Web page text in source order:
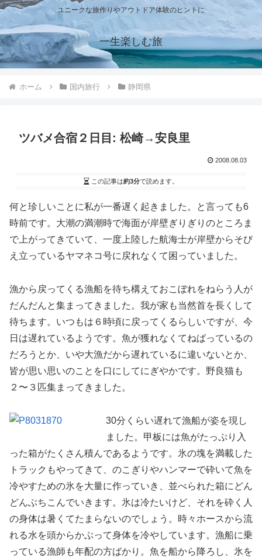
ユニークな旅作りやアウトドア体験のヒントに
一生楽しむ旅
ホーム 国内旅行 静岡県
ツバメ合宿２日目: 松崎→安良里
2008.08.03
この記事は約3分で読めます。
何と珍しいことに私が一番遅く起きました。と言っても6
時前です。大潮の満潮時で海面が岸壁ぎりぎりのところま
で上がってきていて、一度上陸した航海士が岸壁からそび
え立っているヤマネコ号に戻れなくて困っていました。
漁から戻ってくる漁船を待ち構えておこぼれをねらう人が
だんだんと集まってきました。我が家も当然首を長くして
待ちます。いつもは６時頃に戻ってくるらしいですが、今
日は遅れているようです。魚が獲れなくてねばっているの
だろうとか、いや大漁だから遅れているに違いないとか、
皆が思い思いのことを口にしてにぎやかです。野良猫も
２〜３匹集まってきました。
30分くらい遅れて漁船が姿を現し
ました。甲板には魚がたっぷり入
った箱がたくさん積んであるようです。氷の塊を満載した
トラックもやってきて、のこぎりやハンマーで砕いて魚を
冷やすための氷を大量に作っていき、並べられた箱にどん
どんぶちこんでいきます。氷は冷たいけど、それを砕く人
の身体は暑くてたまらないのでしょう。時々ホースから流
れる水を頭からかぶって身体を冷やしています。漁船に乗
っている漁師も年配の方ばかり。魚を船から降ろし、氷を